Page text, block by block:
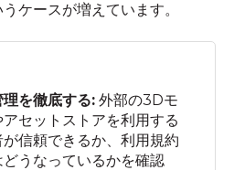
ケースが増えています。
を徹底する: 外部の3Dモ
セットストアを利用する
信頼できるか、利用規約
どうなっているかを確認